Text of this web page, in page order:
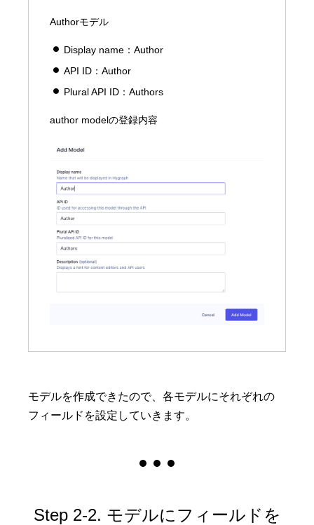
Authorモデル
Display name：Author
API ID：Author
Plural API ID：Authors
author modelの登録内容
モデルを作成できたので、各モデルにそれぞれの
フィールドを設定していきます。
Step 2-2. モデルにフィールドを